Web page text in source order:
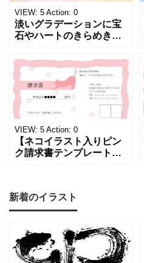
VIEW: 5 Action: 0
淡いグラデーションに宝
石やハートのきらめきを
チックな請求書雛形で
す。パステルピンクやラ
ベンダーの色彩がやわら
かな質感を生み出し、受
け取った相手の心をくす
ぐる特別な仕上がりとな
っています。 ハンドメイ
ド雑貨、コスメブラン
VIEW: 5 Action: 0
【ネコイラスト入りピン
ク請求書テンプレート
ーの猫デザイン請求書雛
形です。波打ちフレーム
シルエットや小さな肉球
モチーフが、ビジネス文
書にさりげない
新着のイラスト